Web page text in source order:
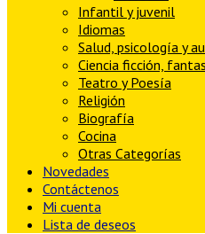
Infantil y juvenil
Idiomas
Salud, psicología y
Ciencia ficción,
Teatro y Poesía
Religión
Biografía
Cocina
Otras Categorías
Novedades
Contáctenos
Mi cuenta
Lista de deseos